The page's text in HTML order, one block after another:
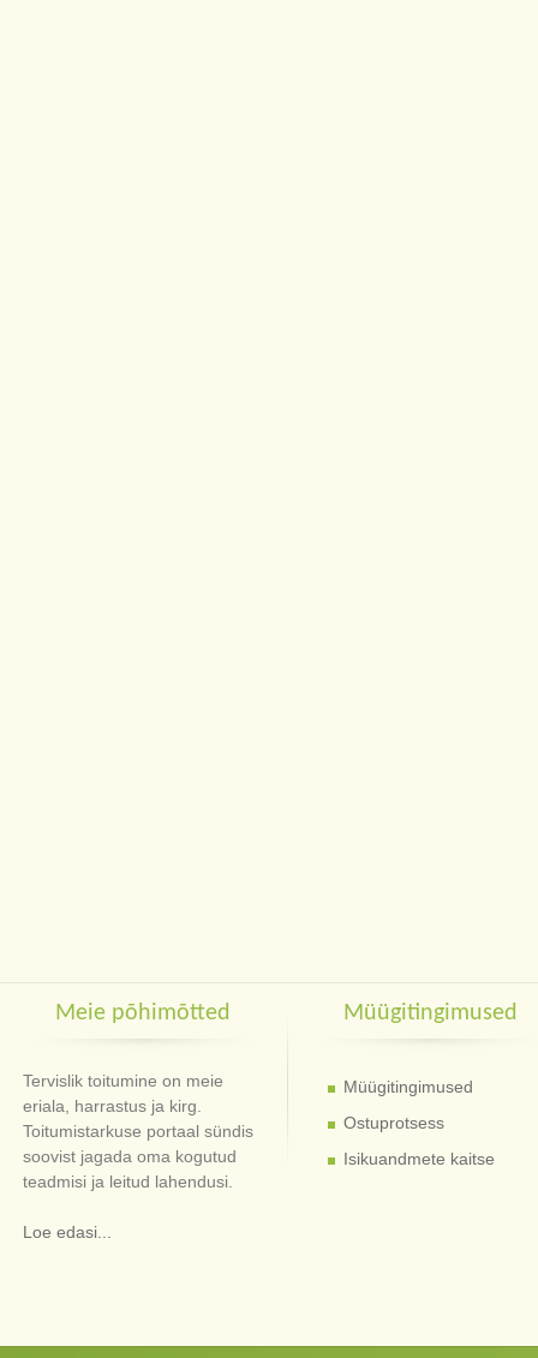
Meie põhimõtted
Tervislik toitumine on meie
eriala, harrastus ja kirg.
Toitumistarkuse portaal sündis
soovist jagada oma kogutud
teadmisi ja leitud lahendusi.
Loe edasi...
Müügitingimused
Müügitingimused
Ostuprotsess
Isikuandmete kaitse